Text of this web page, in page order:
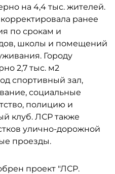
на 4,4 тыс. жителей.
ранее
по срокам и
школы и помещений
Городу
2,7 тыс. м2
спортивный зал,
социальные
полицию и
клуб. ЛСР также
улично-дорожной
проезды.
проект "ЛСР.